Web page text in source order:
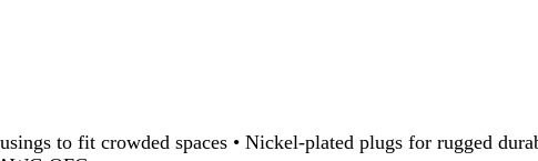
to fit crowded spaces • Nickel-plated plugs for rugged